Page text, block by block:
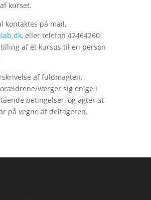
kurset.
kontaktes på mail,
, eller telefon 42464260
af et kursus til en person
af fuldmagten,
værger sig enige i
betingelser, og agter at
på vegne af deltageren.